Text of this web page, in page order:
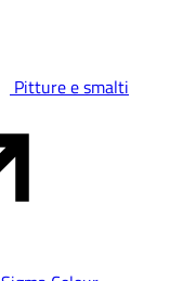
Pitture e smalti